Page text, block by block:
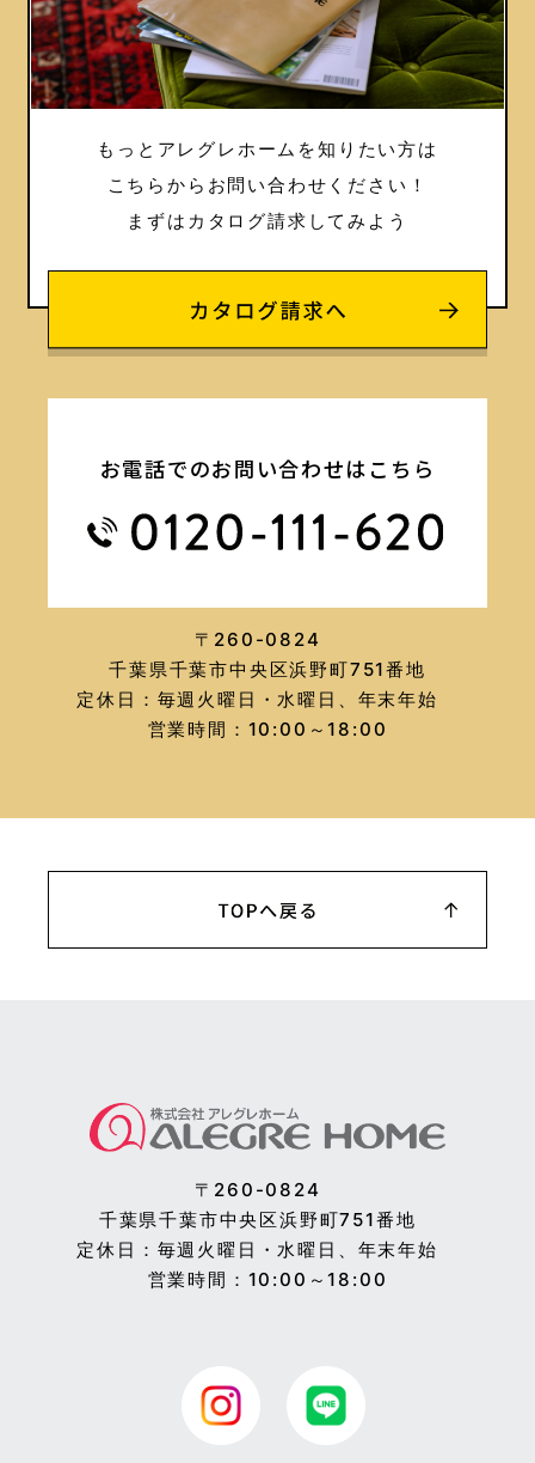
もっとアレグレホームを知りたい方は
こちらからお問い合わせください！
まずはカタログ請求してみよう
お電話でのお問い合わせはこちら
〒260-0824
千葉県千葉市中央区浜野町751番地
定休日：毎週火曜日・水曜日、年末年始
営業時間：10:00～18:00
〒260-0824
千葉県千葉市中央区浜野町751番地
定休日：毎週火曜日・水曜日、年末年始
営業時間：10:00～18:00